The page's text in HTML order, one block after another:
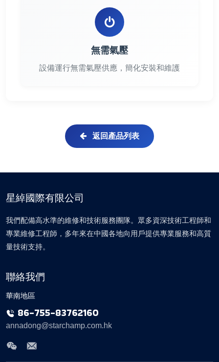
無需氣壓
設備運行無需氣壓供應，簡化安裝和維護
返回產品列表
星綽國際有限公司
我們配備高水準的維修和技術服務團隊。眾多資深技術工程師和
專業維修工程師，多年來在中國各地向用戶提供專業服務和高質
量技術支持。
聯絡我們
華南地區
86-755-83762160
annadong@starchamp.com.hk